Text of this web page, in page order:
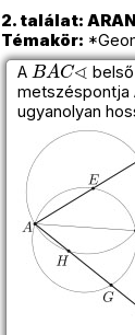
2. találat:
Témakör:
A
BAC∢
metszéspontja
ugyanolyan